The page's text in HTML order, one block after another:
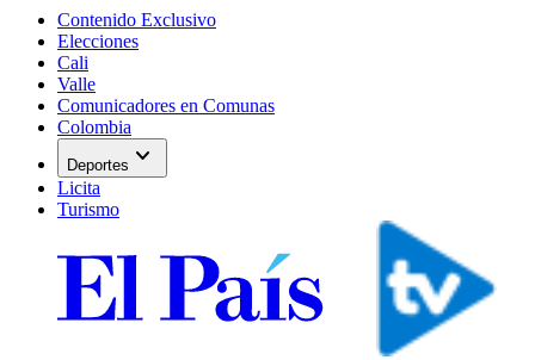
Contenido Exclusivo
Elecciones
Cali
Valle
Comunicadores en Comunas
Colombia
Deportes expand_more
Licita
Turismo